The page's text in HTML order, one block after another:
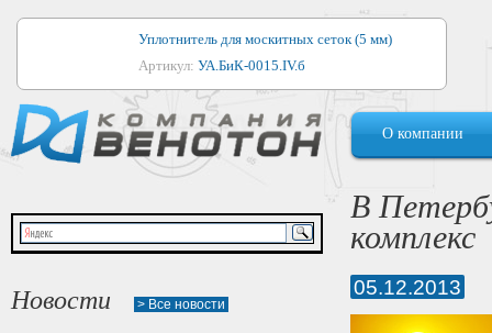
Уплотнитель для москитных сеток (5 мм)
Артикул: УА.БиК-0015.IV.б
Уплотнитель для алюминиевых окон
Артикул:1044
Уплотнитель для деревянных окон
Артикул:УМ.БиК-0062.IV.б
Уплотнитель лоджиевый для (4, 5, 6 мм)
О компании
Новости > Все новости
В
комплекс
05.12.2013